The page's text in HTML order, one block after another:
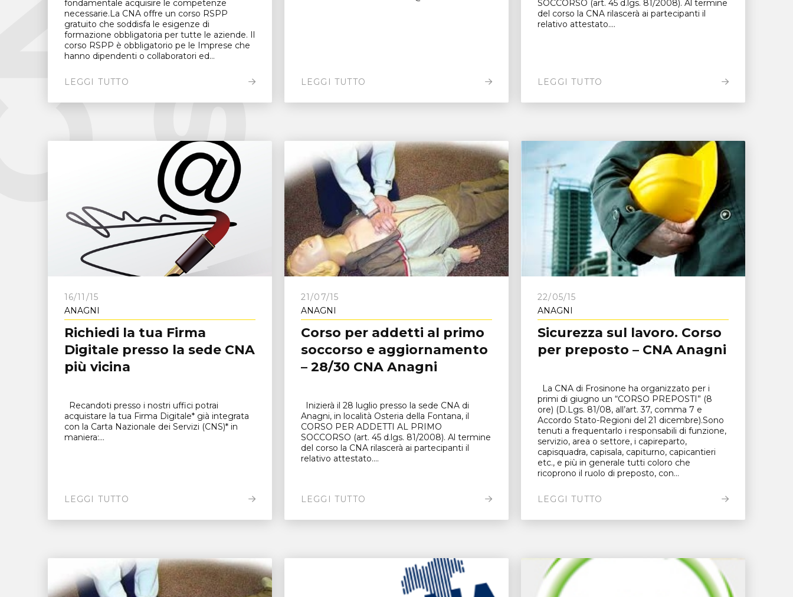
fondamentale acquisire le competenze
necessarie.La CNA offre un corso RSPP
gratuito che soddisfa le esigenze di
formazione obbligatoria per tutte le aziende. Il
corso RSPP è obbligatorio pe le Imprese che
hanno dipendenti o collaboratori ed...
LEGGI TUTTO LEGGI TUTTO
SOCCORSO (art. 45 d.lgs. 81/2008). Al termine
del corso la CNA rilascerà ai partecipanti il
relativo attestato....
LEGGI TUTTO
16/11/15
ANAGNI
Richiedi la tua Firma
Digitale presso la sede CNA
più vicina
Recandoti presso i nostri uffici potrai
acquistare la tua Firma Digitale* già integrata
con la Carta Nazionale dei Servizi (CNS)* in
maniera:...
LEGGI TUTTO
21/07/15
ANAGNI
Corso per addetti al primo
soccorso e aggiornamento
– 28/30 CNA Anagni
Inizierà il 28 luglio presso la sede CNA di
Anagni, in località Osteria della Fontana, il
CORSO PER ADDETTI AL PRIMO
SOCCORSO (art. 45 d.lgs. 81/2008). Al termine
del corso la CNA rilascerà ai partecipanti il
relativo attestato....
LEGGI TUTTO
22/05/15
ANAGNI
Sicurezza sul lavoro. Corso
per preposto – CNA Anagni
La CNA di Frosinone ha organizzato per i
primi di giugno un “CORSO PREPOSTI” (8
ore) (D.Lgs. 81/08, all’art. 37, comma 7 e
Accordo Stato-Regioni del 21 dicembre).Sono
tenuti a frequentarlo i responsabili di funzione,
servizio, area o settore, i capireparto,
capisquadra, capisala, capiturno, capicantieri
etc., e più in generale tutti coloro che
ricoprono il ruolo di preposto, con...
LEGGI TUTTO